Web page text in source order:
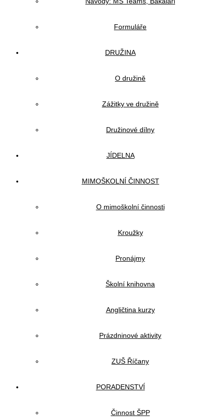
Formuláře
DRUŽINA
O družině
Zážitky ve družině
Družinové dílny
JÍDELNA
MIMOŠKOLNÍ ČINNOST
O mimoškolní činnosti
Kroužky
Pronájmy
Školní knihovna
Angličtina kurzy
Prázdninové aktivity
ZUŠ Říčany
PORADENSTVÍ
Činnost ŠPP